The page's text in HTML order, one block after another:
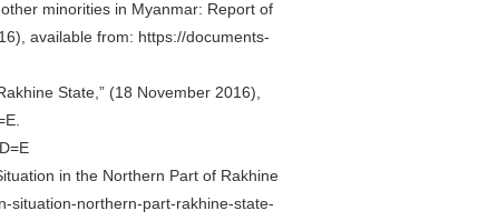
minorities in Myanmar: Report of
available from: https://documents-
State,” (18 November 2016),
in the Northern Part of Rakhine
situation-northern-part-rakhine-state-